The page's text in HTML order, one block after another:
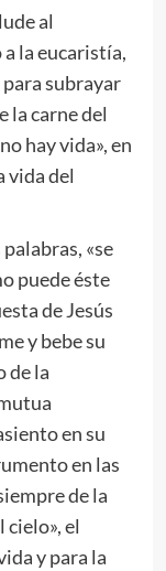
al
la eucaristía,
para subrayar
la carne del
hay vida», en
vida del
«se
puede éste
de Jesús
y bebe su
de la
en su
en las
de la
cielo», el
y para la